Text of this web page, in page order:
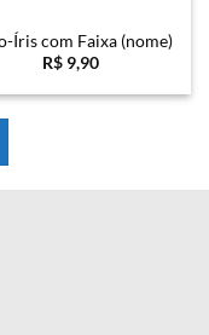
Íris com Faixa (nome)
R$ 9,90